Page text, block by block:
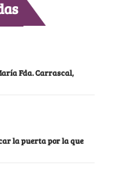
Fda. Carrascal,
la puerta por la que